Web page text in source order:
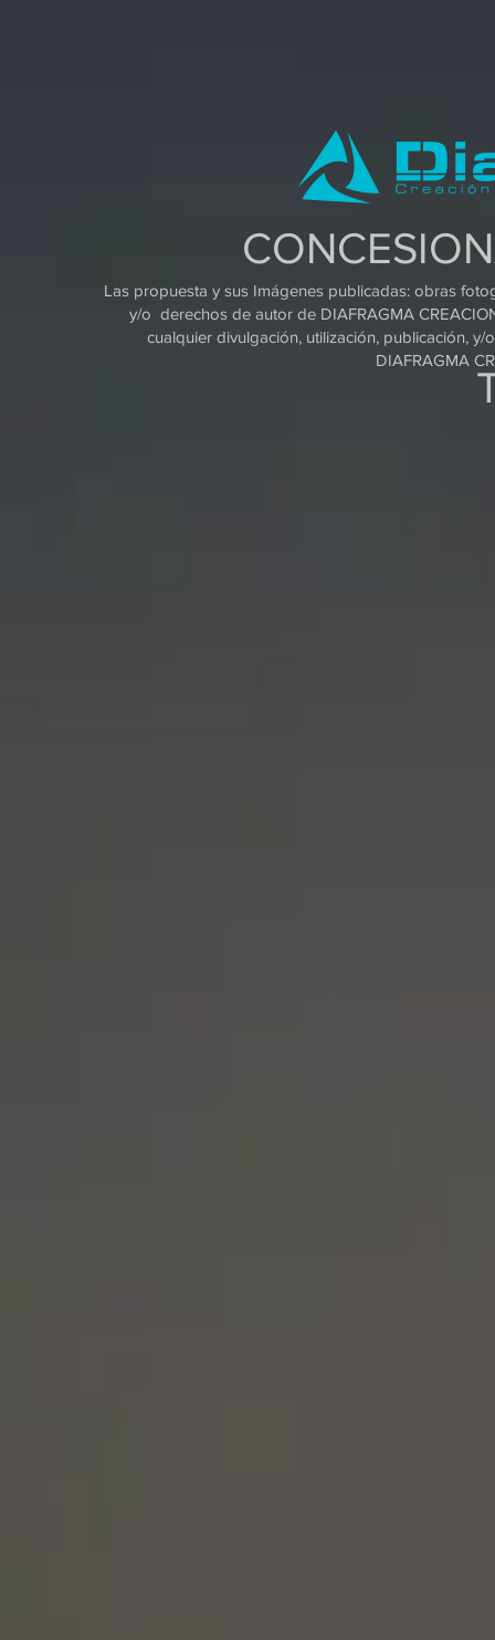
Las propuesta y sus Imágenes publicadas: obras
y/o derechos de autor de DIAFRAGMA
cualquier divulgación, utilización, publicación,
DIAFRAGMA